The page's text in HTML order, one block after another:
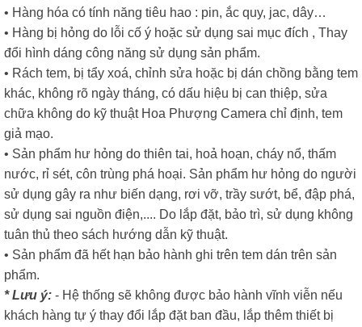
• Hàng hóa có tính năng tiêu hao : pin, ắc quy, jac, dây…
• Hàng bị hỏng do lỗi cố ý hoặc sử dụng sai mục đích , Thay
đổi hình dáng công năng sử dụng sản phẩm.
• Rách tem, bị tẩy xoá, chỉnh sửa hoặc bị dán chồng bằng tem
khác, không rõ ngày tháng, có dấu hiệu bị can thiệp, sửa
chữa không do kỹ thuật Hoa Phượng Camera chỉ định, tem
giả mạo.
• Sản phẩm hư hỏng do thiên tai, hoả hoạn, cháy nổ, thấm
nước, rỉ sét, côn trùng phá hoại. Sản phẩm hư hỏng do người
sử dụng gây ra như biến dạng, rơi vỡ, trầy sướt, bể, đập phá,
sử dụng sai nguồn điện,.... Do lắp đặt, bảo trì, sử dụng không
tuân thủ theo sách hướng dẫn kỹ thuật.
• Sản phẩm đã hết hạn bảo hành ghi trên tem dán trên sản
phẩm.
* Lưu ý: - Hệ thống sẽ không được bảo hành vĩnh viễn nếu
khách hàng tự ý thay đổi lắp đặt ban đầu, lắp thêm thiết bị